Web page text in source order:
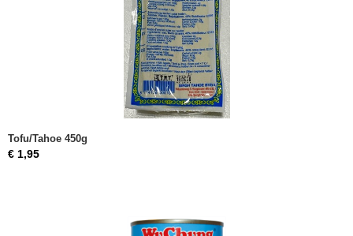
Tofu/Tahoe 450g
€ 1,95